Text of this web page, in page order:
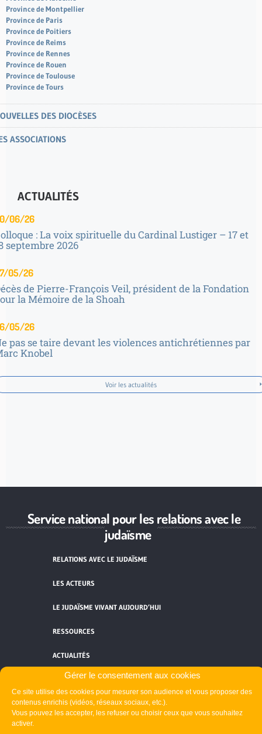
Gérer le consentement aux cookies
Ce site utilise des cookies pour mesurer son audience et vous proposer des
contenus enrichis (vidéos, réseaux sociaux, etc.).
Vous pouvez les accepter, les refuser ou choisir ceux que vous souhaitez
activer.
Province de Montpellier
Province de Paris
Province de Poitiers
Province de Reims
Province de Rennes
Province de Rouen
Province de Toulouse
Province de Tours
DES DIOCÈSES
ASSOCIATIONS
ACTUALITÉS
06/26
: La voix spirituelle du Cardinal Lustiger – 17 et
septembre 2026
05/26
de Pierre-François Veil, président de la Fondation
la Mémoire de la Shoah
05/26
pas se taire devant les violences antichrétiennes par
Knobel
Voir les actualités
Service national pour les relations avec le
judaïsme
RELATIONS AVEC LE JUDAÏSME
LES ACTEURS
LE JUDAÏSME VIVANT AUJOURD’HUI
RESSOURCES
ACTUALITÉS
FORMATIONS